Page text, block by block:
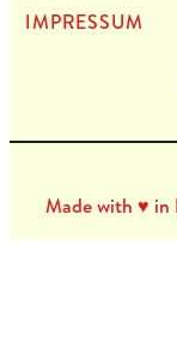
IMPRES­SUM
Made with ♥ in